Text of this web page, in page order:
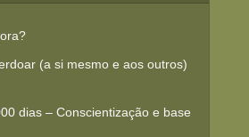
(a si mesmo e aos outros)
dias – Conscientização e base